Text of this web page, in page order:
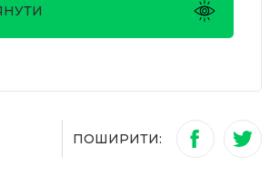
ПОШИРИТИ: